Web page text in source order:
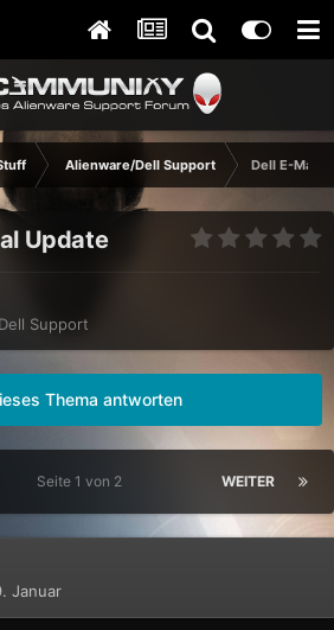
Alienware/Dell Support Dell E-Mail
Update
Support
Thema antworten
WEITER
Seite 1 von 2
Januar